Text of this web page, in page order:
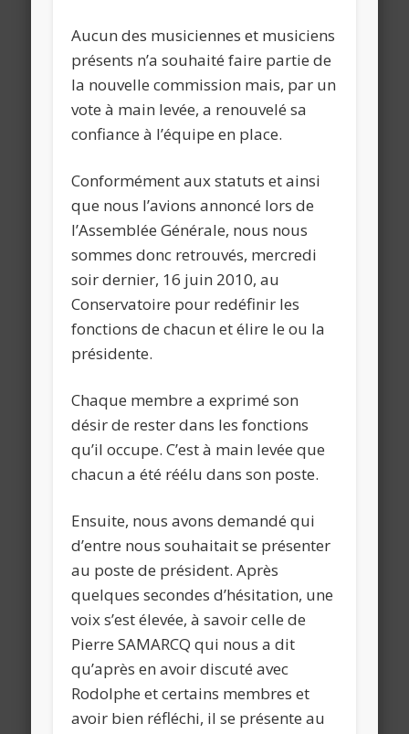
Aucun des musiciennes et musiciens
présents n’a souhaité faire partie de
la nouvelle commission mais, par un
vote à main levée, a renouvelé sa
confiance à l’équipe en place.
Conformément aux statuts et ainsi
que nous l’avions annoncé lors de
l’Assemblée Générale, nous nous
sommes donc retrouvés, mercredi
soir dernier, 16 juin 2010, au
Conservatoire pour redéfinir les
fonctions de chacun et élire le ou la
présidente.
Chaque membre a exprimé son
désir de rester dans les fonctions
qu’il occupe. C’est à main levée que
chacun a été réélu dans son poste.
Ensuite, nous avons demandé qui
d’entre nous souhaitait se présenter
au poste de président. Après
quelques secondes d’hésitation, une
voix s’est élevée, à savoir celle de
Pierre SAMARCQ qui nous a dit
qu’après en avoir discuté avec
Rodolphe et certains membres et
avoir bien réfléchi, il se présente au